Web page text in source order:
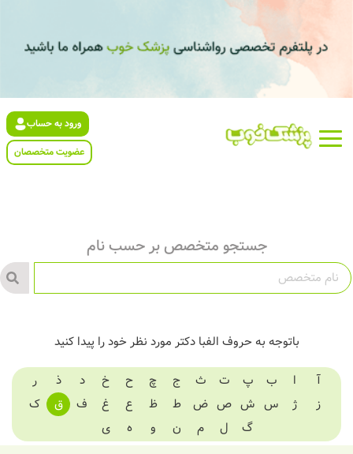
ورود به حساب
عضویت متخصصان
جستجو متخصص بر حسب نام
باتوجه به حروف الفبا دکتر مورد نظر خود را پیدا کنید
آ ا ب پ ت ث ج چ ح خ د ذ
ر
ز
ژ س ش ص ض ط ظ ع غ ف ق
ک
گ
ل م ن و ه ی